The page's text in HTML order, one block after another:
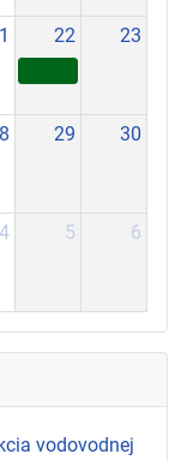
22 23
29 30
4 5 6
vodovodnej